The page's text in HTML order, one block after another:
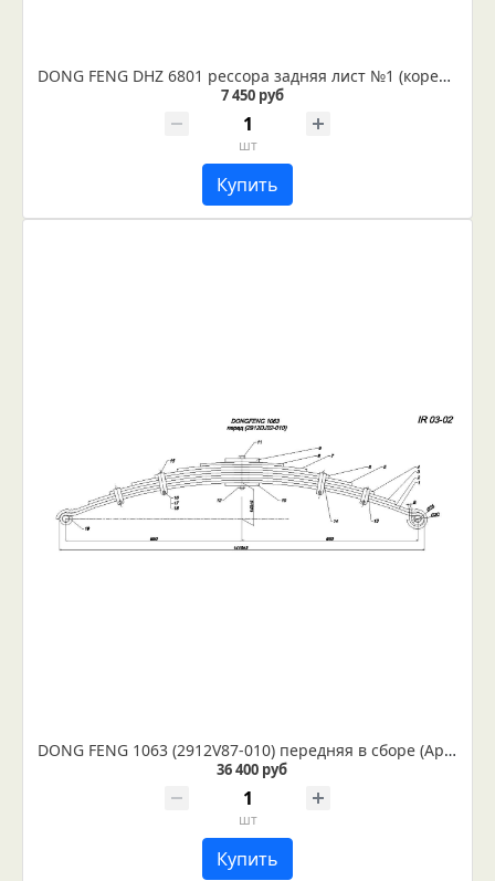
DONG FENG DHZ 6801 рессора задняя лист №1 (коренной) (Арт. IR 03-05-01)
7 450 руб
шт
Купить
DONG FENG 1063 (2912V87-010) передняя в сборе (Арт. IR 03-02в)
36 400 руб
шт
Купить